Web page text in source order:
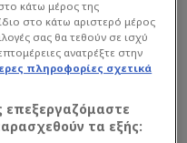
κάτω μέρος της
στο κάτω αριστερό μέρος
σας θα τεθούν σε ισχύ
ανατρέξτε στην
πληροφορίες σχετικά
επεξεργαζόμαστε
τα εξής: